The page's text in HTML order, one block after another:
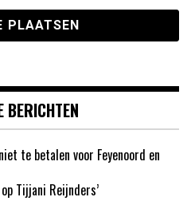
BERICHTEN
te betalen voor Feyenoord en
Tijjani Reijnders’